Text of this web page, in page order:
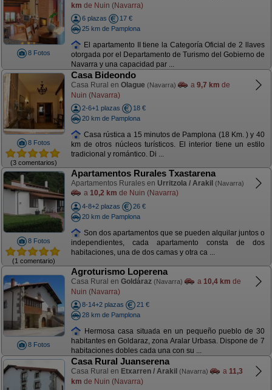
8 Fotos
km de Nuin (Navarra)
6 plazas
17 €
25 km de Pamplona
El apartamento II tiene la Categoría Oficial de 2 llaves
otorgada por el Departamento de Turismo del Gobierno de
Navarra y una capacidad par ...
8 Fotos
(3 comentarios)
Casa Bideondo
Casa Rural en Olague (Navarra) a 9,7 km de
Nuin (Navarra)
2-6+1 plazas
18 €
20 km de Pamplona
Casa rústica a 15 minutos de Pamplona (18 Km. ) y 40
km de otros núcleos turísticos. El interior tiene un estilo
tradicional y romántico. Di ...
8 Fotos
(1 comentario)
Apartamentos Rurales Txastarena
Apartamentos Rurales en Urritzola / Arakil (Navarra)
a 10,2 km de Nuin (Navarra)
4-8+2 plazas
26 €
20 km de Pamplona
Son dos apartamentos que se pueden alquilar juntos o
independientes, cada apartamento consta de dos
habitaciones, una de dos camas y otra ca ...
8 Fotos
Agroturismo Loperena
Casa Rural en Goldáraz (Navarra) a 10,4 km de
Nuin (Navarra)
8-14+2 plazas
21 €
28 km de Pamplona
Hermosa casa situada en un pequeño pueblo de 30
habitantes en Goldaraz, zona Aralar Urbasa. Dispone de 7
habitaciones dobles cada una con su ...
Casa Rural Juanserena
Casa Rural en Etxarren / Arakil (Navarra) a 11,3
km de Nuin (Navarra)